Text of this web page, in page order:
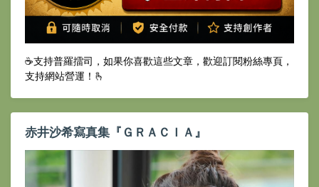
☕️支持普羅擂司，如果你喜歡這些文章，歡迎訂閱粉絲專頁，
支持網站營運！🫰
赤井沙希寫真集『ＧＲＡＣＩＡ』